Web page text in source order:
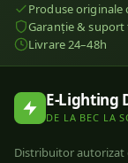
Produse originale
Garanție & suport
Livrare 24–48h
E-Lighting
DE LA BEC LA
Distribuitor autorizat